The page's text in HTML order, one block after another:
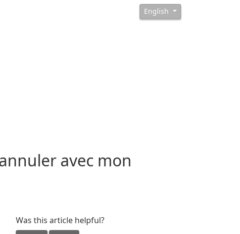
English
avec mon
Was this article helpful?